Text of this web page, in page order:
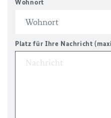
Wohnort
Platz für Ihre Nachricht